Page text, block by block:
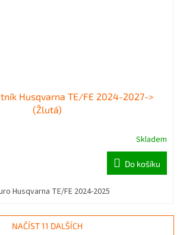
Husqvarna TE/FE 2024-2027->
(Žlutá)
Skladem
Do košíku
Husqvarna TE/FE 2024-2025
NAČÍST 11 DALŠÍCH